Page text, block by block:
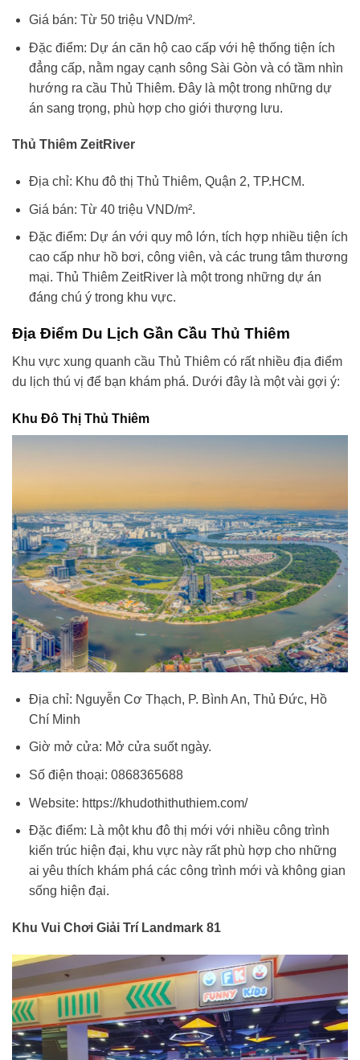
Giá bán: Từ 50 triệu VND/m².
Đặc điểm: Dự án căn hộ cao cấp với hệ thống tiện ích
đẳng cấp, nằm ngay cạnh sông Sài Gòn và có tầm nhìn
hướng ra cầu Thủ Thiêm. Đây là một trong những dự
án sang trọng, phù hợp cho giới thượng lưu.
Thủ Thiêm ZeitRiver
Địa chỉ: Khu đô thị Thủ Thiêm, Quận 2, TP.HCM.
Giá bán: Từ 40 triệu VND/m².
Đặc điểm: Dự án với quy mô lớn, tích hợp nhiều tiện ích
cao cấp như hồ bơi, công viên, và các trung tâm thương
mại. Thủ Thiêm ZeitRiver là một trong những dự án
đáng chú ý trong khu vực.
Địa Điểm Du Lịch Gần Cầu Thủ Thiêm
Khu vực xung quanh cầu Thủ Thiêm có rất nhiều địa điểm
du lịch thú vị để bạn khám phá. Dưới đây là một vài gợi ý:
Khu Đô Thị Thủ Thiêm
Địa chỉ: Nguyễn Cơ Thạch, P. Bình An, Thủ Đức, Hồ
Chí Minh
Giờ mở cửa: Mở cửa suốt ngày.
Số điện thoại: 0868365688
Website: https://khudothithuthiem.com/
Đặc điểm: Là một khu đô thị mới với nhiều công trình
kiến trúc hiện đại, khu vực này rất phù hợp cho những
ai yêu thích khám phá các công trình mới và không gian
sống hiện đại.
Khu Vui Chơi Giải Trí Landmark 81